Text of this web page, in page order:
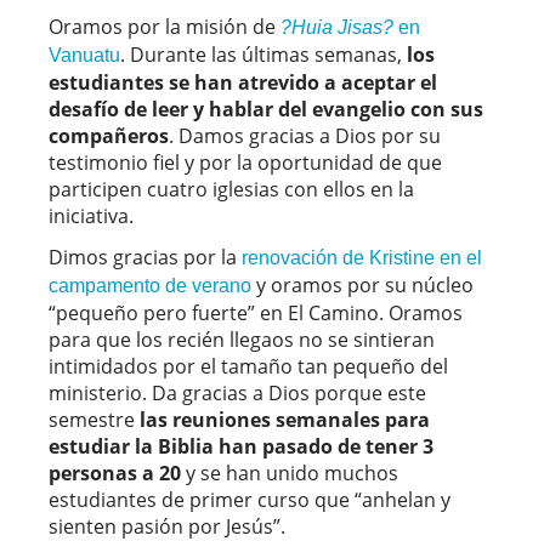
Oramos por la misión de ?Huia Jisas? en
Vanuatu. Durante las últimas semanas, los
estudiantes se han atrevido a aceptar el
desafío de leer y hablar del evangelio con sus
compañeros. Damos gracias a Dios por su
testimonio fiel y por la oportunidad de que
participen cuatro iglesias con ellos en la
iniciativa.
Dimos gracias por la renovación de Kristine en el
campamento de verano y oramos por su núcleo
“pequeño pero fuerte” en El Camino. Oramos
para que los recién llegaos no se sintieran
intimidados por el tamaño tan pequeño del
ministerio. Da gracias a Dios porque este
semestre las reuniones semanales para
estudiar la Biblia han pasado de tener 3
personas a 20y se han unido muchos
estudiantes de primer curso que “anhelan y
sienten pasión por Jesús”.